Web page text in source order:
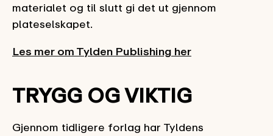
materialet og til slutt gi det ut gjennom
plateselskapet.
Les mer om Tylden Publishing her
TRYGG OG VIKTIG
Gjennom tidligere forlag har Tyldens